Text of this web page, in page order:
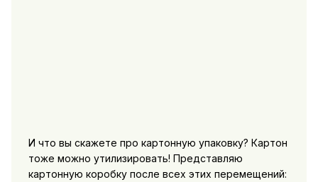
И что вы скажете про картонную упаковку? Картон
тоже можно утилизировать! Представляю
картонную коробку после всех этих перемещений: